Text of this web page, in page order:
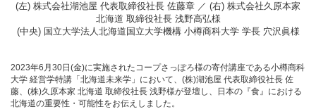
(左) 株式会社湖池屋 代表取締役社長 佐藤章 ／ (右) 株式会社久原本家
北海道 取締役社長 浅野高弘様
(中央) 国立大学法人北海道国立大学機構 小樽商科大学 学長 穴沢眞様
2023年6月30日(金)に実施されたコープさっぽろ様の寄付講座である小樽商科
大学 経営学特講「北海道未来学」において、(株)湖池屋 代表取締役社長 佐
藤、(株)久原本家 北海道 取締役社長 浅野様が登壇し、日本の『食』における
北海道の重要性・可能性をお伝えしました。